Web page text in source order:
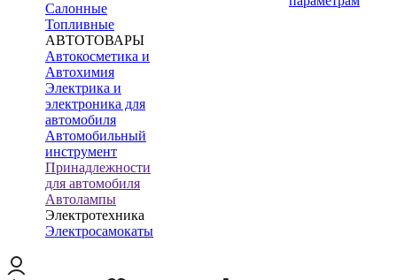
Салонные
Топливные
АВТОТОВАРЫ
Автокосметика и
Автохимия
Электрика и
электроника для
автомобиля
Автомобильный
инструмент
Принадлежности
для автомобиля
Автолампы
Электротехника
Электросамокаты